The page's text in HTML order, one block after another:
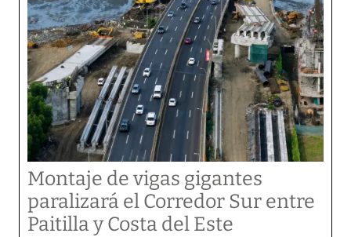
Montaje de vigas gigantes
paralizará el Corredor Sur entre
Paitilla y Costa del Este